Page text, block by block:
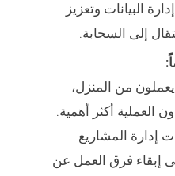
البيانات وتعزيز
إلى السحابة.
من المنزل،
العملية أكثر أهمية.
إدارة المشاريع
إبقاء فرق العمل عن